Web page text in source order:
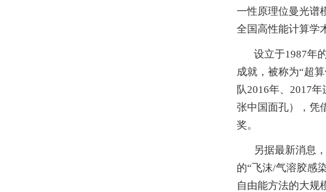
一性原理位曼光谱
全国高性能计算学
设立于1987年
成就，被称为“超
队2016年、2017
张中国面孔），凭
奖。
另据最新消息
的“飞沫/气溶胶感
自由能方法的大规